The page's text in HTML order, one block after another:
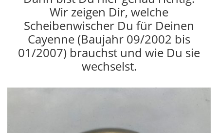
Wir zeigen Dir, welche
Scheibenwischer Du für Deinen
Cayenne (Baujahr 09/2002 bis
01/2007) brauchst und wie Du sie
wechselst.